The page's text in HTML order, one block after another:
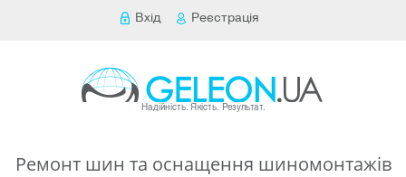
Вхід Реєстрація
Ремонт шин та оснащення шиномонтажів